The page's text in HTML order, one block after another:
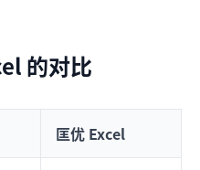
的对比
匡优 Excel